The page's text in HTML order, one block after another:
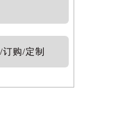
购/定制